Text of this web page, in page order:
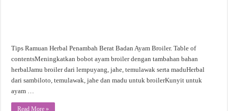
Tips Ramuan Herbal Penambah Berat Badan Ayam Broiler. Table of
contentsMeningkatkan bobot ayam broiler dengan tambahan bahan
herbalJamu broiler dari lempuyang, jahe, temulawak serta maduHerbal
dari sambiloto, temulawak, jahe dan madu untuk broilerKunyit untuk
ayam …
Read More »